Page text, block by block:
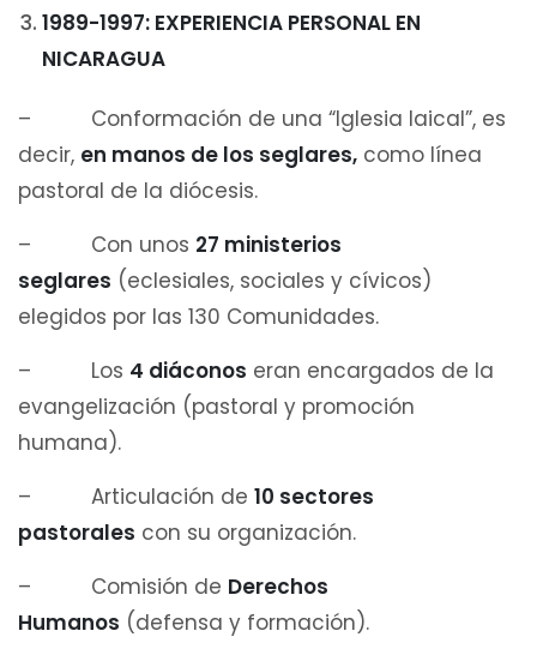
1989-1997: EXPERIENCIA PERSONAL EN
NICARAGUA
– Conformación de una “Iglesia laical”, es
decir, en manos de los seglares, como línea
pastoral de la diócesis.
– Con unos 27 ministerios
seglares (eclesiales, sociales y cívicos)
elegidos por las 130 Comunidades.
– Los 4 diáconos eran encargados de la
evangelización (pastoral y promoción
humana).
– Articulación de 10 sectores
pastorales con su organización.
– Comisión de Derechos
Humanos (defensa y formación).